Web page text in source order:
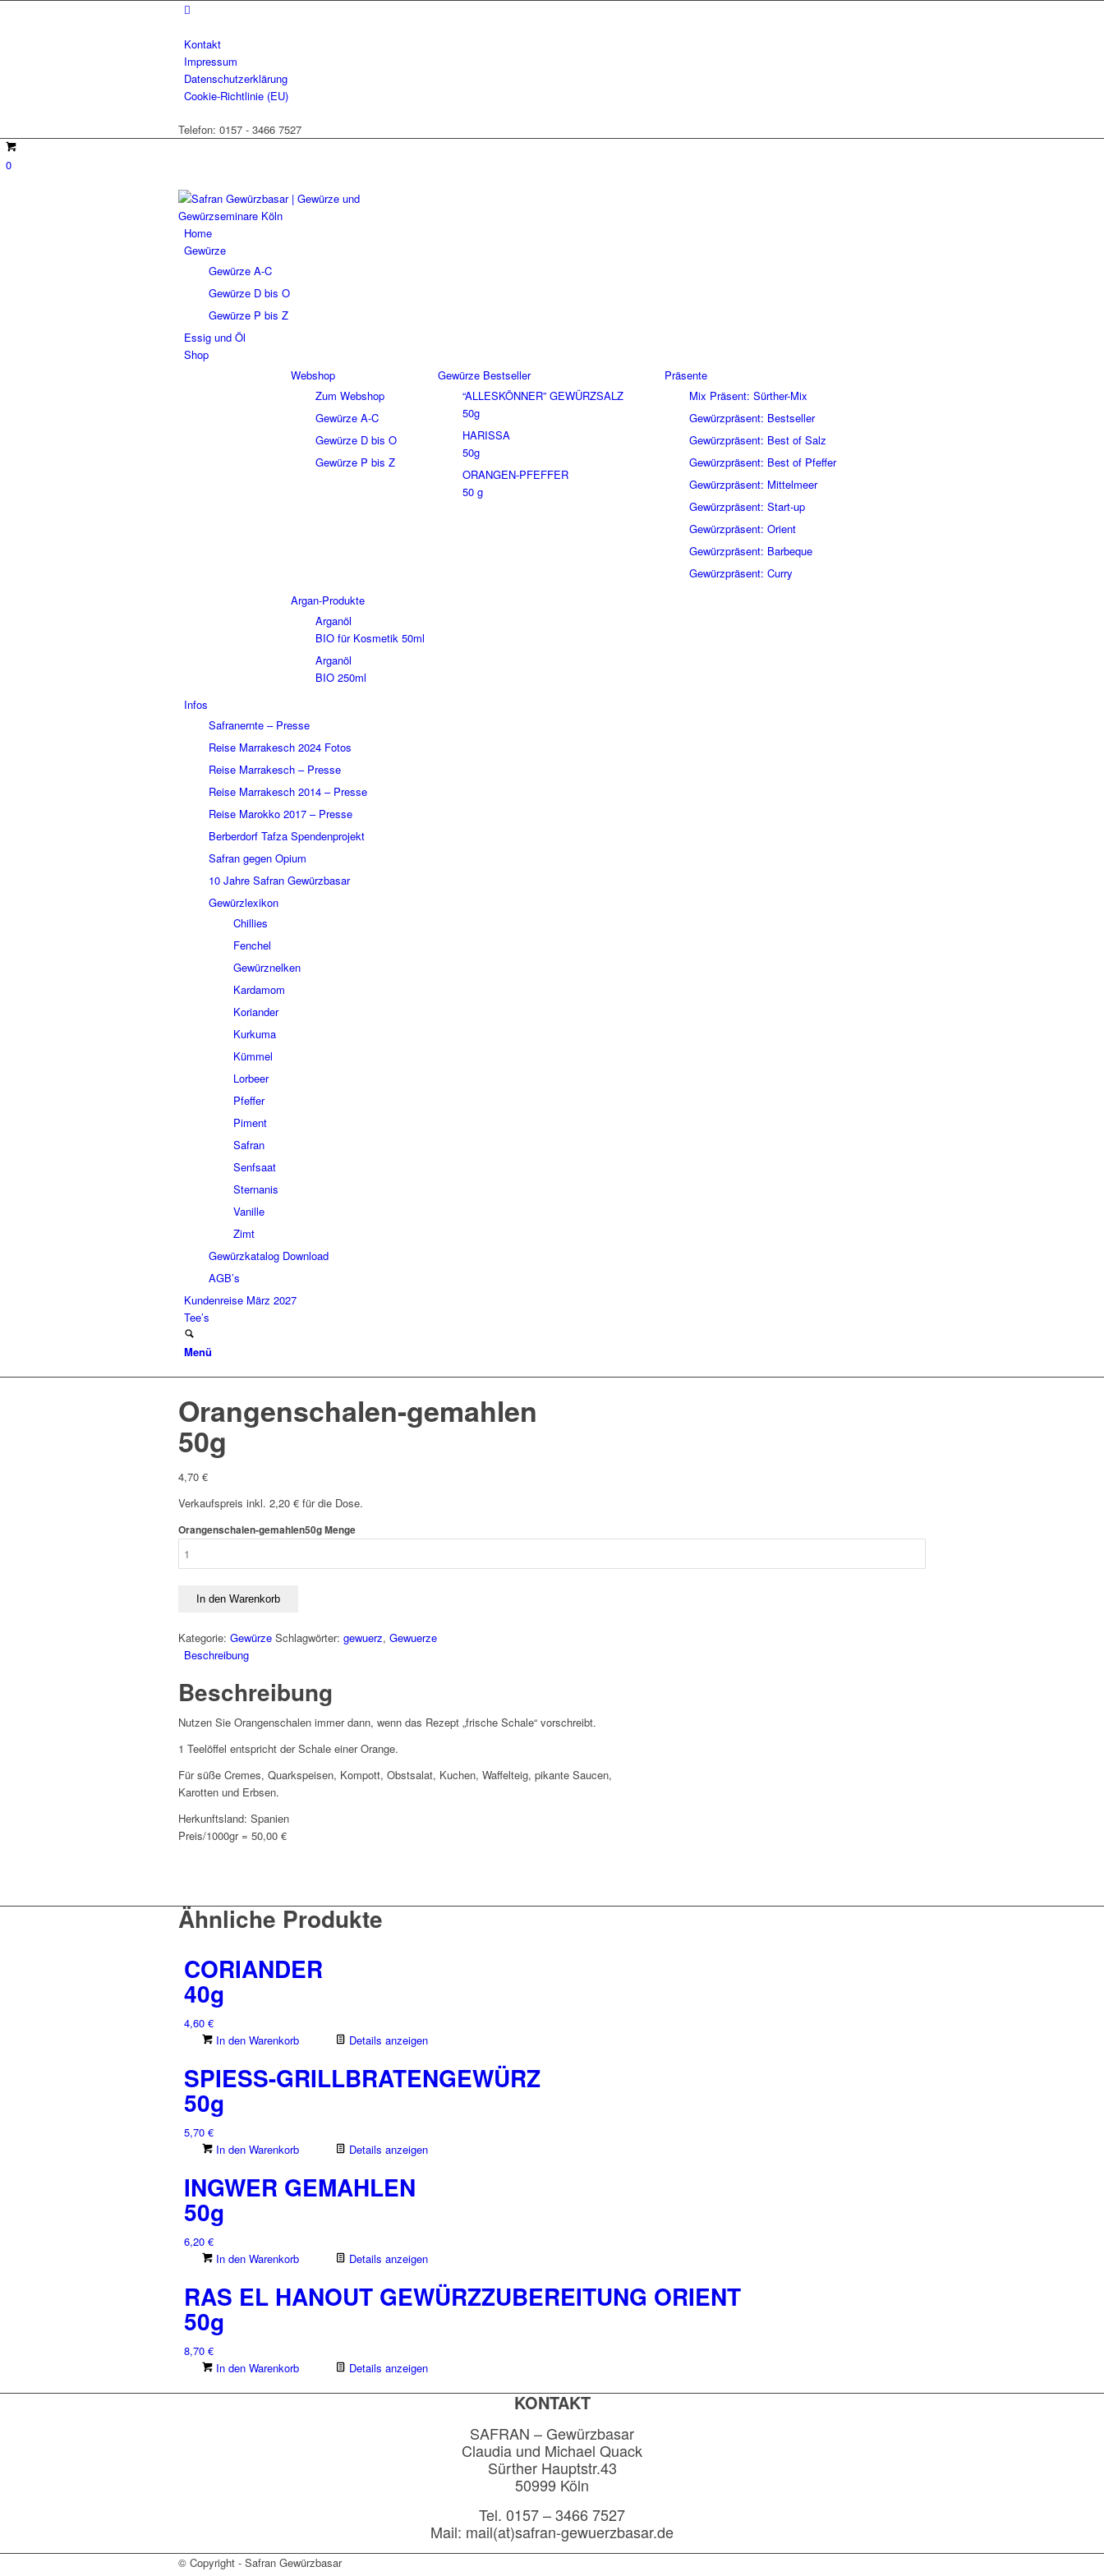
Kontakt
Impressum
Datenschutzerklärung
Cookie-Richtlinie (EU)
Telefon: 0157 - 3466 7527
0
Home
Gewürze
Gewürze A-C
Gewürze D bis O
Gewürze P bis Z
Essig und Öl
Shop
Webshop
Zum Webshop
Gewürze A-C
Gewürze D bis O
Gewürze P bis Z
Gewürze Bestseller
“ALLESKÖNNER” GEWÜRZSALZ
50g
HARISSA
50g
ORANGEN-PFEFFER
50 g
Präsente
Mix Präsent: Sürther-Mix
Gewürzpräsent: Bestseller
Gewürzpräsent: Best of Salz
Gewürzpräsent: Best of Pfeffer
Gewürzpräsent: Mittelmeer
Gewürzpräsent: Start-up
Gewürzpräsent: Orient
Gewürzpräsent: Barbeque
Gewürzpräsent: Curry
Argan-Produkte
Arganöl
BIO für Kosmetik 50ml
Arganöl
BIO 250ml
Infos
Safranernte – Presse
Reise Marrakesch 2024 Fotos
Reise Marrakesch – Presse
Reise Marrakesch 2014 – Presse
Reise Marokko 2017 – Presse
Berberdorf Tafza Spendenprojekt
Safran gegen Opium
10 Jahre Safran Gewürzbasar
Gewürzlexikon
Chillies
Fenchel
Gewürznelken
Kardamom
Koriander
Kurkuma
Kümmel
Lorbeer
Pfeffer
Piment
Safran
Senfsaat
Sternanis
Vanille
Zimt
Gewürzkatalog Download
AGB’s
Kundenreise März 2027
Tee’s
Menü
Orangenschalen-gemahlen
50g
4,70 €
Verkaufspreis inkl. 2,20 € für die Dose.
Orangenschalen-gemahlen50g Menge
In den Warenkorb
Kategorie: Gewürze Schlagwörter: gewuerz, Gewuerze
Beschreibung
Beschreibung
Nutzen Sie Orangenschalen immer dann, wenn das Rezept „frische Schale“ vorschreibt.
1 Teelöffel entspricht der Schale einer Orange.
Für süße Cremes, Quarkspeisen, Kompott, Obstsalat, Kuchen, Waffelteig, pikante Saucen,
Karotten und Erbsen.
Herkunftsland: Spanien
Preis/1000gr = 50,00 €
Ähnliche Produkte
CORIANDER
40g
4,60 €
In den Warenkorb
Details anzeigen
SPIESS-GRILLBRATENGEWÜRZ
50g
5,70 €
In den Warenkorb
Details anzeigen
INGWER GEMAHLEN
50g
6,20 €
In den Warenkorb
Details anzeigen
RAS EL HANOUT GEWÜRZZUBEREITUNG ORIENT
50g
8,70 €
In den Warenkorb
Details anzeigen
KONTAKT
SAFRAN – Gewürzbasar
Claudia und Michael Quack
Sürther Hauptstr.43
50999 Köln
Tel. 0157 – 3466 7527
Mail: mail(at)safran-gewuerzbasar.de
© Copyright - Safran Gewürzbasar